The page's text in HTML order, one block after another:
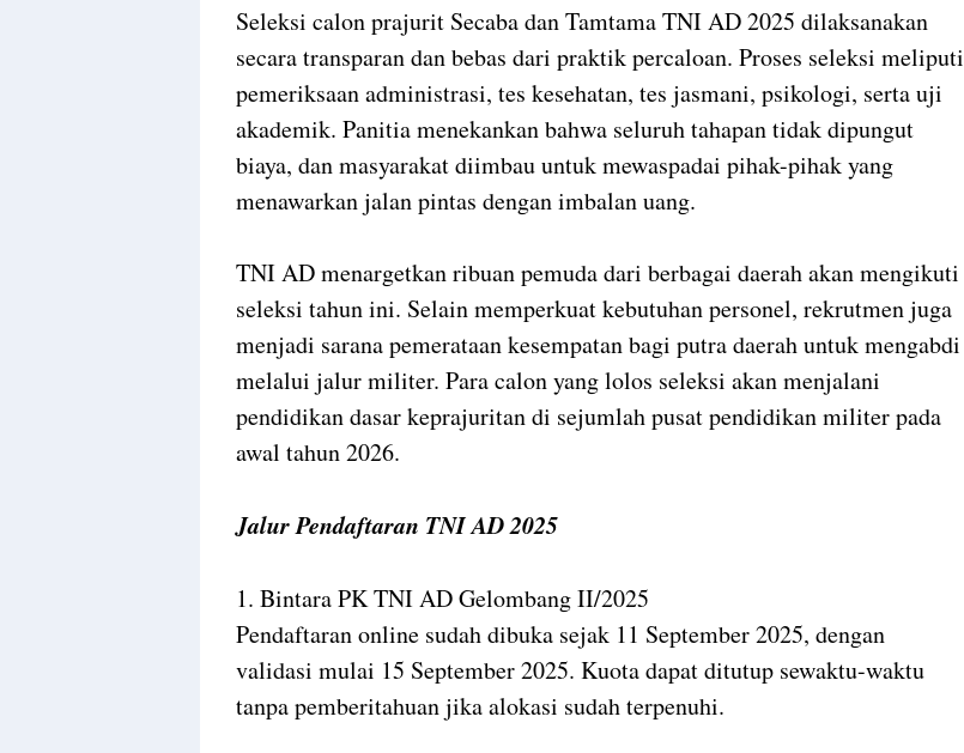
Seleksi calon prajurit Secaba dan Tamtama TNI AD 2025 dilaksanakan
secara transparan dan bebas dari praktik percaloan. Proses seleksi meliputi
pemeriksaan administrasi, tes kesehatan, tes jasmani, psikologi, serta uji
akademik. Panitia menekankan bahwa seluruh tahapan tidak dipungut
biaya, dan masyarakat diimbau untuk mewaspadai pihak-pihak yang
menawarkan jalan pintas dengan imbalan uang.
TNI AD menargetkan ribuan pemuda dari berbagai daerah akan mengikuti
seleksi tahun ini. Selain memperkuat kebutuhan personel, rekrutmen juga
menjadi sarana pemerataan kesempatan bagi putra daerah untuk mengabdi
melalui jalur militer. Para calon yang lolos seleksi akan menjalani
pendidikan dasar keprajuritan di sejumlah pusat pendidikan militer pada
awal tahun 2026.
Jalur Pendaftaran TNI AD 2025
1. Bintara PK TNI AD Gelombang II/2025
Pendaftaran online sudah dibuka sejak 11 September 2025, dengan
validasi mulai 15 September 2025. Kuota dapat ditutup sewaktu-waktu
tanpa pemberitahuan jika alokasi sudah terpenuhi.